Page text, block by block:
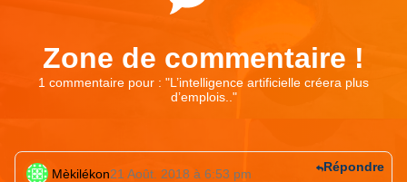
Zone de commentaire !
1 commentaire pour : "L’intelligence artificielle créera plus
d’emplois.."
Mèkilékon21 Août. 2018 à 6:53 pm Répondre